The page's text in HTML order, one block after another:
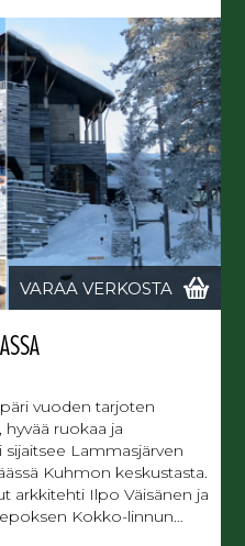
VARAA VERKOSTA
vuoden tarjoten
ruokaa ja
Lammasjärven
Kuhmon keskustasta.
arkkitehti Ilpo Väisänen ja
Kokko-linnun…